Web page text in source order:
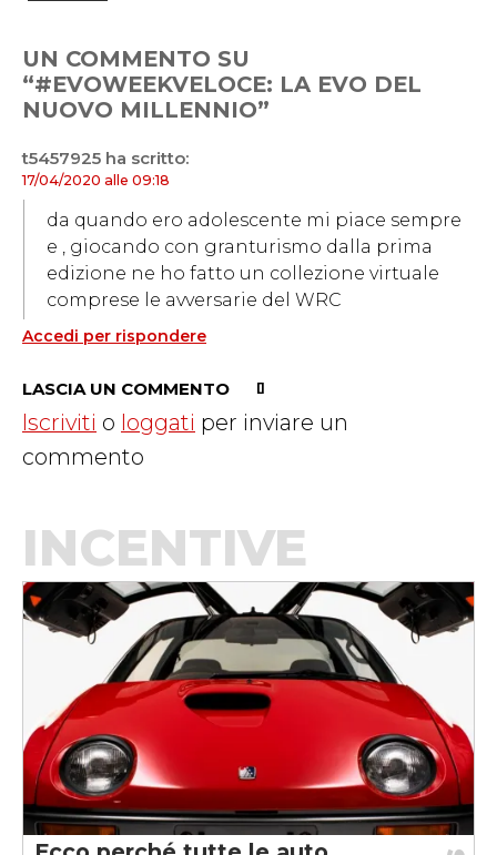
UN COMMENTO SU
“#EVOWEEKVELOCE: LA EVO DEL
NUOVO MILLENNIO”
t5457925 ha scritto:
17/04/2020 alle 09:18
da quando ero adolescente mi piace sempre
e , giocando con granturismo dalla prima
edizione ne ho fatto un collezione virtuale
comprese le avversarie del WRC
Accedi per rispondere
LASCIA UN COMMENTO
Iscriviti o loggati per inviare un
commento
INCENTIVE